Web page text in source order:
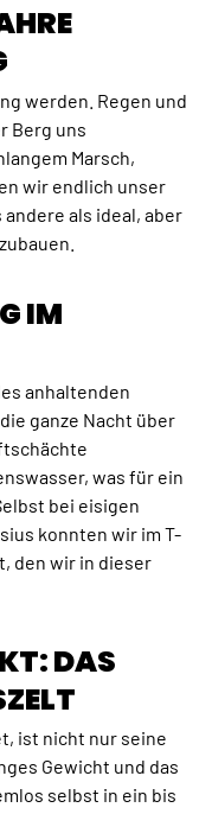
werden. Regen und
Berg uns
Marsch,
wir endlich unser
als ideal, aber
IM
anhaltenden
ganze Nacht über
was für ein
bei eisigen
konnten wir im T-
den wir in dieser
DAS
ist nicht nur seine
Gewicht und das
selbst in ein bis